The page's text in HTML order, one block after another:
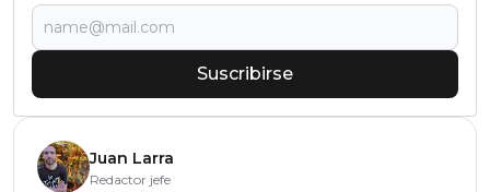
Suscribirse
Juan Larra
Redactor jefe